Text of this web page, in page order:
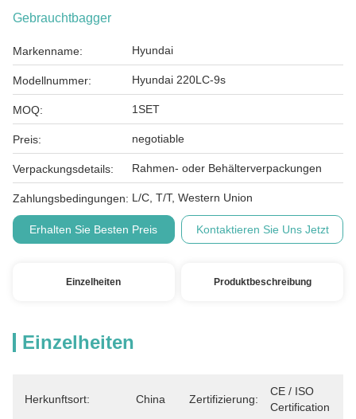
Gebrauchtbagger
Markenname: Hyundai
Modellnummer: Hyundai 220LC-9s
MOQ: 1SET
Preis: negotiable
Verpackungsdetails: Rahmen- oder Behälterverpackungen
Zahlungsbedingungen: L/C, T/T, Western Union
Erhalten Sie Besten Preis Kontaktieren Sie Uns Jetzt
Einzelheiten Produktbeschreibung
Einzelheiten
Herkunftsort: China Zertifizierung:
CE / ISO
Certification